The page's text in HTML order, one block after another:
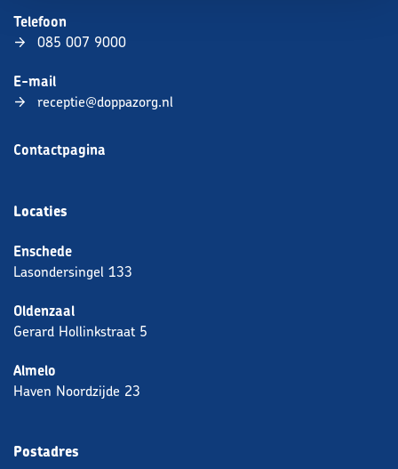
Telefoon
085 007 9000
E-mail
receptie@doppazorg.nl
Contactpagina
Locaties
Enschede
Lasondersingel 133
Oldenzaal
Gerard Hollinkstraat 5
Almelo
Haven Noordzijde 23
Postadres